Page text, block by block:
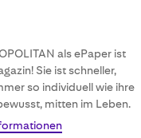
als ePaper ist
Sie ist schneller,
so individuell wie ihre
mitten im Leben.